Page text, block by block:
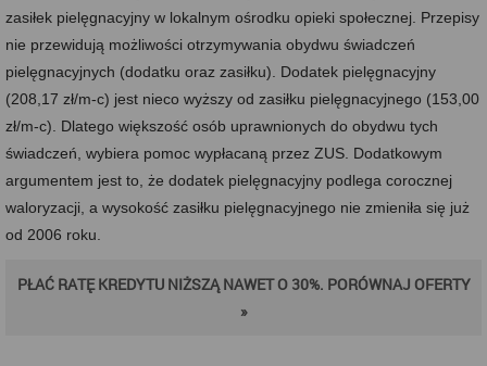
zasiłek pielęgnacyjny w lokalnym ośrodku opieki społecznej. Przepisy
nie przewidują możliwości otrzymywania obydwu świadczeń
pielęgnacyjnych (dodatku oraz zasiłku). Dodatek pielęgnacyjny
(208,17 zł/m-c) jest nieco wyższy od zasiłku pielęgnacyjnego (153,00
zł/m-c). Dlatego większość osób uprawnionych do obydwu tych
świadczeń, wybiera pomoc wypłacaną przez ZUS. Dodatkowym
argumentem jest to, że dodatek pielęgnacyjny podlega corocznej
waloryzacji, a wysokość zasiłku pielęgnacyjnego nie zmieniła się już
od 2006 roku.
PŁAĆ RATĘ KREDYTU NIŻSZĄ NAWET O 30%. PORÓWNAJ OFERTY
»